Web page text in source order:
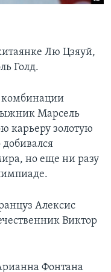
Лю Цзяуй,
Голд.
Марсель
карьеру золотую
но еще ни разу
Алексис
Виктор
Фонтана